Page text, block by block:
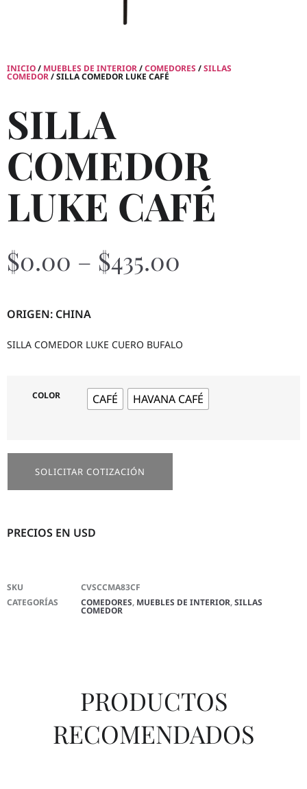
INICIO/ MUEBLES DE INTERIOR/COMEDORES /SILLAS
COMEDOR/ SILLA COMEDOR LUKE CAFÉ
SILLA
COMEDOR
LUKE CAFÉ
$0.00 – $435.00
ORIGEN: CHINA
SILLA COMEDOR LUKE CUERO BUFALO
COLOR CAFÉ HAVANA CAFÉ
SOLICITAR COTIZACIÓN
PRECIOS EN USD
SKU
CVSCCMA83CF
CATEGORÍAS
COMEDORES, MUEBLES DE INTERIOR,SILLAS
COMEDOR
PRODUCTOS
RECOMENDADOS